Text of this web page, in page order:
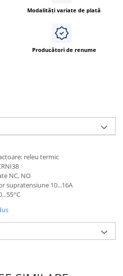
Modalități variate de plată
Producători de renume
releu termic
NC, NO
supratensiune 10...16A